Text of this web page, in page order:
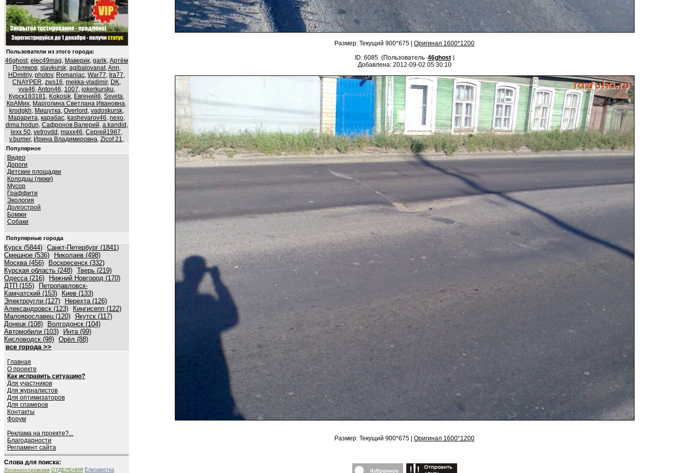
Пользователи из этого города:
46ghost, elec49mag, Маверик, garik, Артём
Поляков, slavkursk, agibalovanat,Ann,
HDmitriy, photov, Romaniac, War77, Ira77,
CNAYPER, zws16, mekka-vladimir, DK,
yva46,Anton46, 1007, jokerkursku,
Курск183181, Kokosik, Евгений8, Ssveta,
КрАМих, Марголина Светлана Ивановна,
krodgkh, Мишутка, Overlord , vadoskursk,
Марарита, карабас, kashevarov46, nexo,
dima.hodun, Сафронов Валерий, a.kandid ,
lexx 50, vetrovdd , maxx46, Сергей1987,
v.bumer, Ирина Владимировна, Zicof 21,
Популярное
Видео
Дороги
Детские площадки
Колодцы (люки)
Мусор
Граффити
Экология
Долгострой
Бомжи
Собаки
Популярные города
Курск (5844) Санкт-Петербург (1841)
Смешное (536)
Николаев (498)
Москва (456)
Воскресенск (332)
Курская область (248) Тверь (219)
Одесса (216)
Нижний Новгород (170)
ДТП (155)
Петропавловск-
Камчатский (153)
Киев (133)
Электроугли (127)
Нерехта (126)
Александровск (123)
Кингисепп (122)
Малоярославец (120) Якутск (117)
Донецк (108)
Волгодонск (104)
Автомобили (103)
Инта (99)
Кисловодск (98) Орёл (88)
все города >>
Главная
О проекте
Как исправить ситуацию?
Для участников
Для журналистов
Для оптимизаторов
Для спамеров
Контакты
Форум
Реклама на проекте?...
Благодарности
Регламент сайта
Слова для поиска:
Лосиноостровская ОТДЕЛЕНИЯ Елизаветка
Размер: Текущий 900*675 | Оригинал 1600*1200
ID: 6085 (Пользователь 46ghost )
Добавлена: 2012-09-02 05:30:10
Размер: Текущий 900*675 | Оригинал 1600*1200